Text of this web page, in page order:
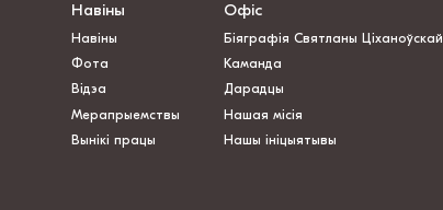
Навіны
Навіны
Фота
Відэа
Мерапрыемствы
Вынікі працы
Офіс
Біяграфія Святланы Ціханоўскай
Каманда
Дарадцы
Нашая місія
Нашы ініцыятывы